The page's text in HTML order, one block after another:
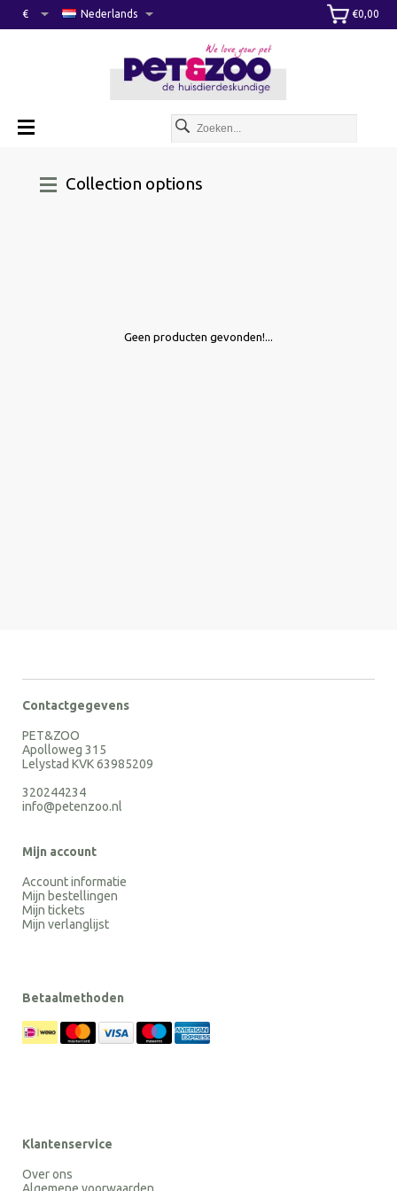
€0,00
Nederlands
€
Collection options
Geen producten gevonden!...
Contactgegevens
PET&ZOO
Apolloweg 315
Lelystad KVK 63985209
320244234
info@petenzoo.nl
Mijn account
Account informatie
Mijn bestellingen
Mijn tickets
Mijn verlanglijst
Betaalmethoden
Klantenservice
Over ons